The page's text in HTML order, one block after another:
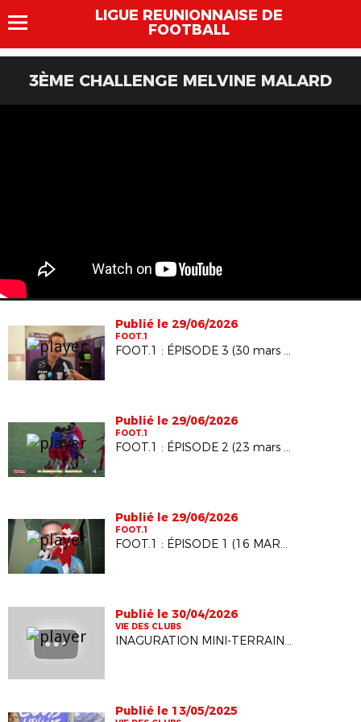
LIGUE REUNIONNAISE DE
FOOTBALL
3ÈME CHALLENGE MELVINE MALARD
Publié le 29/06/2026
FOOT.1
FOOT.1 : ÉPISODE 3 (30 mars 2026)
Publié le 29/06/2026
FOOT.1
FOOT.1 : ÉPISODE 2 (23 mars 2026)
Publié le 29/06/2026
FOOT.1
FOOT.1 : ÉPISODE 1 (16 MARS 2026)
Publié le 30/04/2026
VIE DES CLUBS
INAGURATION MINI-TERRAIN FIFA ARENA À LA RÉUNION
Publié le 13/05/2025